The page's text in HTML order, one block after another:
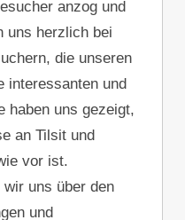
anzog und
uns herzlich bei
die unseren
interessanten und
haben uns gezeigt,
an Tilsit und
vor ist.
uns über den
und